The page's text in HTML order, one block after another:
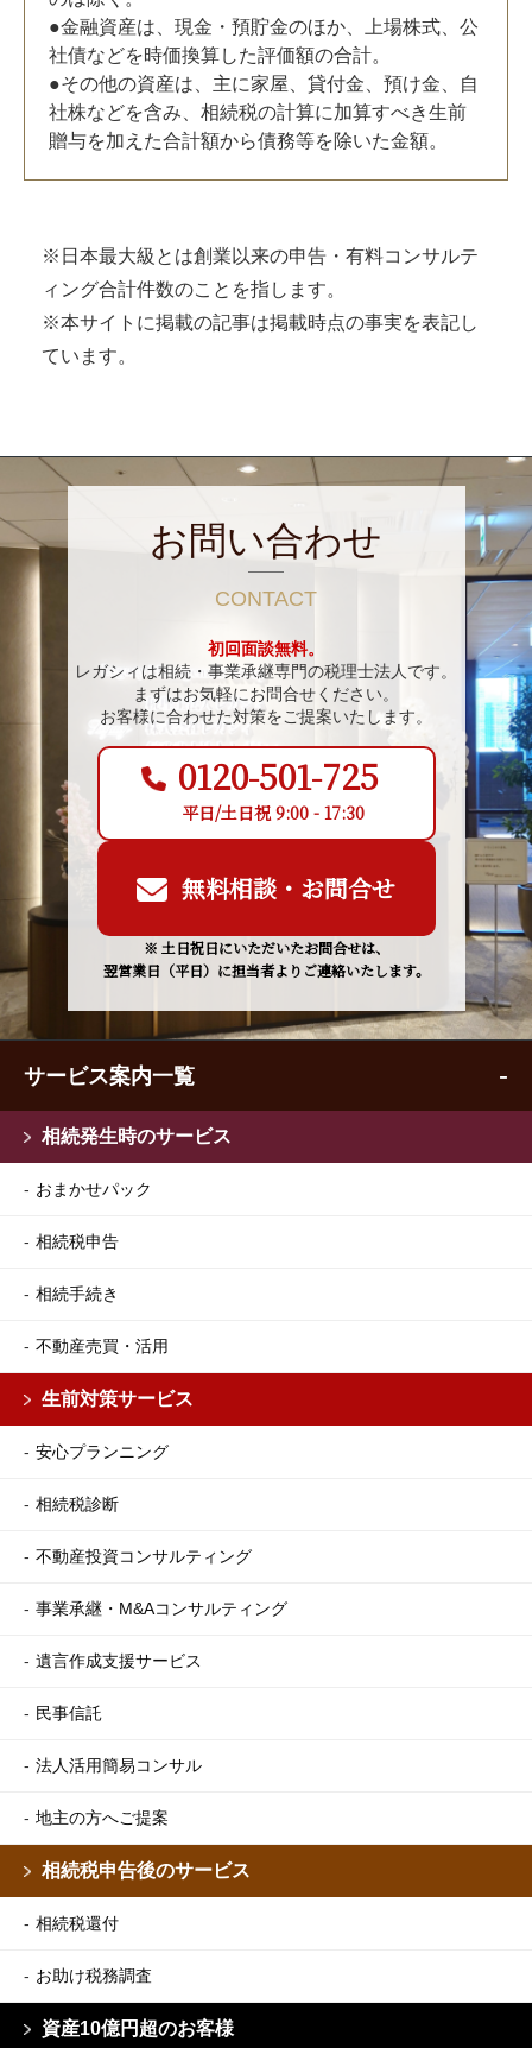
●金融資産は、現金・預貯金のほか、上場株式、公
社債などを時価換算した評価額の合計。
●その他の資産は、主に家屋、貸付金、預け金、自
社株などを含み、相続税の計算に加算すべき生前
贈与を加えた合計額から債務等を除いた金額。
※日本最大級とは創業以来の申告・有料コンサルテ
ィング合計件数のことを指します。
※本サイトに掲載の記事は掲載時点の事実を表記し
ています。
お問い合わせ
CONTACT
初回面談無料。
レガシィは相続・事業承継専門の税理士法人です。
まずはお気軽にお問合せください。
お客様に合わせた対策をご提案いたします。
0120-501-725
平日/土日祝 9:00 - 17:30
無料相談・お問合せ
※ 土日祝日にいただいたお問合せは、
翌営業日（平日）に担当者よりご連絡いたします。
サービス案内一覧
相続発生時のサービス
おまかせパック
相続税申告
相続手続き
不動産売買・活用
生前対策サービス
安心プランニング
相続税診断
不動産投資コンサルティング
事業承継・M&Aコンサルティング
遺言作成支援サービス
民事信託
法人活用簡易コンサル
地主の方へご提案
相続税申告後のサービス
相続税還付
お助け税務調査
資産10億円超のお客様